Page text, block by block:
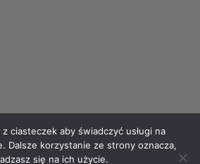
© 2021 Delisis
ciasteczek aby świadczyć usługi na
Dalsze korzystanie ze strony oznacza,
się na ich użycie.